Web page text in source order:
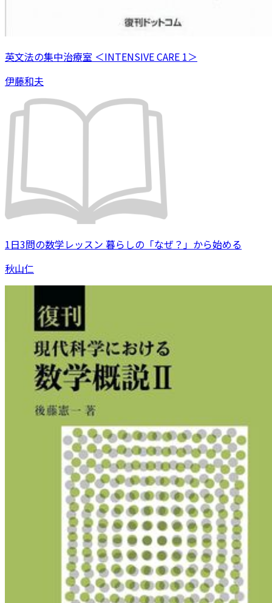
英文法の集中治療室 ＜INTENSIVE CARE 1＞
伊藤和夫
1日3問の数学レッスン 暮らしの「なぜ？」から始める
秋山仁